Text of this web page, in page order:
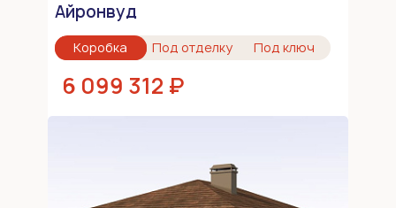
Айронвуд
Коробка Под отделку Под ключ
6 099 312 ₽